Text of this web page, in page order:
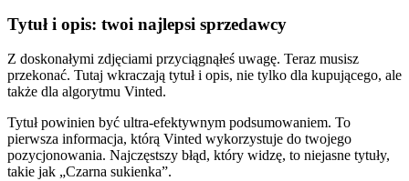
Tytuł i opis: twoi najlepsi sprzedawcy
Z doskonałymi zdjęciami przyciągnąłeś uwagę. Teraz musisz
przekonać. Tutaj wkraczają tytuł i opis, nie tylko dla kupującego, ale
także dla algorytmu Vinted.
Tytuł powinien być ultra-efektywnym podsumowaniem. To
pierwsza informacja, którą Vinted wykorzystuje do twojego
pozycjonowania. Najczęstszy błąd, który widzę, to niejasne tytuły,
takie jak „Czarna sukienka”.